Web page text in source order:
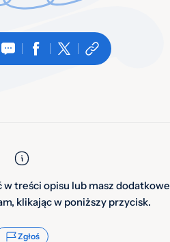
treści opisu lub masz dodatkowe
klikając w poniższy przycisk.
Zgłoś